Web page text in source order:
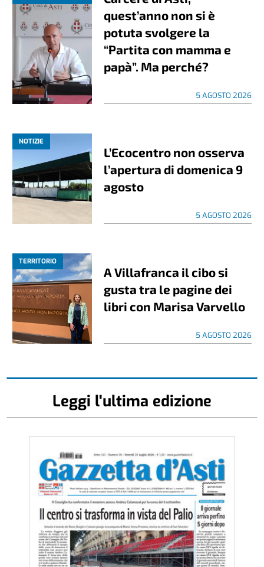
quest’anno non si è
potuta svolgere la
“Partita con mamma e
papà”. Ma perché?
5 AGOSTO 2026
NOTIZIE
L’Ecocentro non osserva
l’apertura di domenica 9
agosto
5 AGOSTO 2026
TERRITORIO
A Villafranca il cibo si
gusta tra le pagine dei
libri con Marisa Varvello
5 AGOSTO 2026
Leggi l'ultima edizione